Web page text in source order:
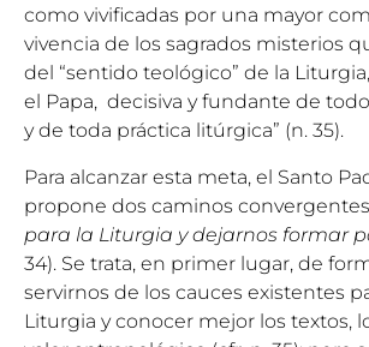
como vivificadas por una mayor
vivencia de los sagrados misterios
del “sentido teológico” de la
el Papa, decisiva y fundante de
y de toda práctica litúrgica” (n. 35).
Para alcanzar esta meta, el Santo
propone dos caminos
para la Liturgia y dejarnos formar
34). Se trata, en primer lugar, de
servirnos de los cauces existentes
Liturgia y conocer mejor los textos,